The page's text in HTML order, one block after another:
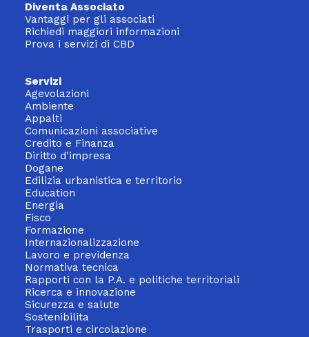
Diventa Associato
Vantaggi per gli associati
Richiedi maggiori informazioni
Prova i servizi di CBD
Servizi
Agevolazioni
Ambiente
Appalti
Comunicazioni associative
Credito e Finanza
Diritto d'impresa
Dogane
Edilizia urbanistica e territorio
Education
Energia
Fisco
Formazione
Internazionalizzazione
Lavoro e previdenza
Normativa tecnica
Rapporti con la P.A. e politiche territoriali
Ricerca e innovazione
Sicurezza e salute
Sostenibilita
Trasporti e circolazione